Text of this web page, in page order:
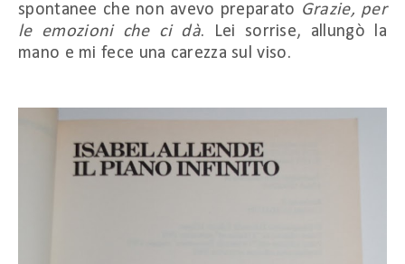
spontanee che non avevo preparato Grazie, per
le emozioni che ci dà. Lei sorrise, allungò la
mano e mi fece una carezza sul viso.